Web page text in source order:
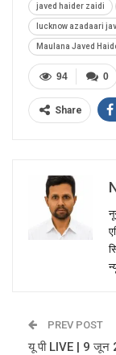
javed haider zaidi
lucknow azadaari
Maulana Javed
0
94
Share
PREV POST
यू पी LIVE | 9 जून